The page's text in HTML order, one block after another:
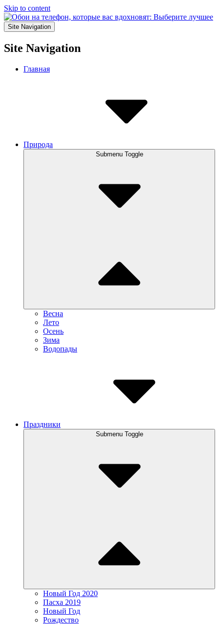
Skip to content
Site Navigation
Site Navigation
Главная
Природа
Submenu Toggle
Весна
Лето
Осень
Зима
Водопады
Праздники
Submenu Toggle
Новый Год 2020
Пасха 2019
Новый Год
Рождество